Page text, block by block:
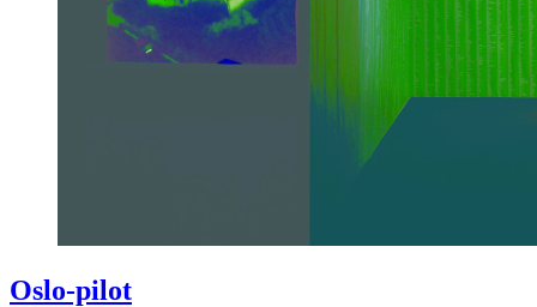
Oslo-pilot